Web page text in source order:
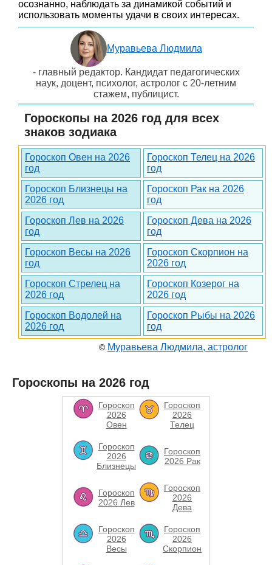
осознанно, наблюдать за динамикой событий и
использовать моменты удачи в своих интересах.
Муравьева Людмила
- главный редактор. Кандидат педагогических
наук, доцент, психолог, астролог с 20-летним
стажем, публицист.
Гороскопы на 2026 год для всех
знаков зодиака
Гороскоп Овен на 2026
год
Гороскоп Телец на 2026
год
Гороскоп Близнецы на
2026 год
Гороскоп Рак на 2026
год
Гороскоп Лев на 2026
год
Гороскоп Дева на 2026
год
Гороскоп Весы на 2026
год
Гороскоп Скорпион на
2026 год
Гороскоп Стрелец на
2026 год
Гороскоп Козерог на
2026 год
Гороскоп Водолей на
2026 год
Гороскоп Рыбы на 2026
год
© Муравьева Людмила, астролог
Гороскопы на 2026 год
Гороскоп
2026
Овен
Гороскоп
2026
Телец
Гороскоп
2026
Близнецы
Гороскоп
2026 Рак
Гороскоп
2026 Лев
Гороскоп
2026
Дева
Гороскоп
2026
Весы
Гороскоп
2026
Скорпион